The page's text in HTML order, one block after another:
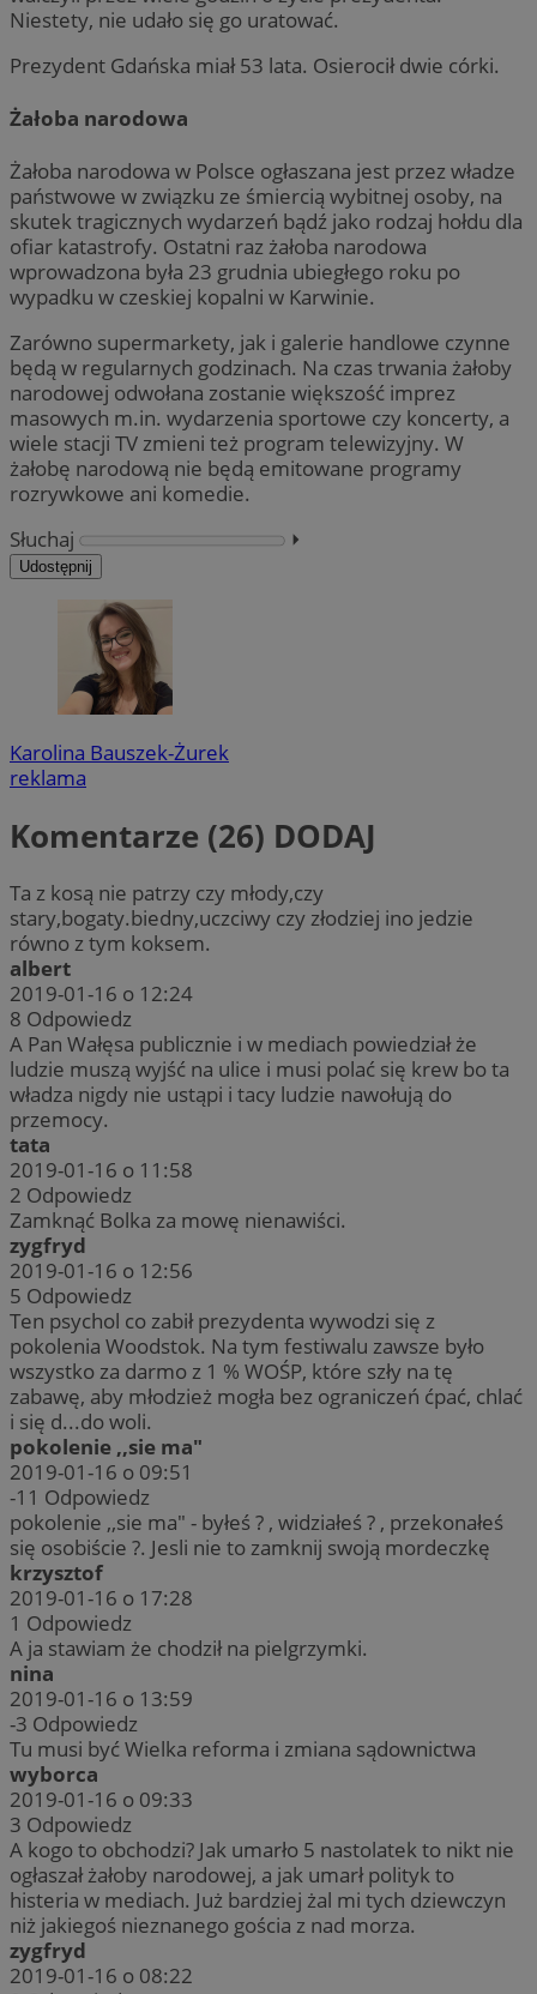
Niestety, nie udało się go uratować.
Prezydent Gdańska miał 53 lata. Osierocił dwie córki.
Żałoba narodowa
Żałoba narodowa w Polsce ogłaszana jest przez władze
państwowe w związku ze śmiercią wybitnej osoby, na
skutek tragicznych wydarzeń bądź jako rodzaj hołdu dla
ofiar katastrofy. Ostatni raz żałoba narodowa
wprowadzona była 23 grudnia ubiegłego roku po
wypadku w czeskiej kopalni w Karwinie.
Zarówno supermarkety, jak i galerie handlowe czynne
będą w regularnych godzinach. Na czas trwania żałoby
narodowej odwołana zostanie większość imprez
masowych m.in. wydarzenia sportowe czy koncerty, a
wiele stacji TV zmieni też program telewizyjny. W
żałobę narodową nie będą emitowane programy
rozrywkowe ani komedie.
Słuchaj
⏵︎
Udostępnij
Karolina Bauszek-Żurek
reklama
Komentarze (26) DODAJ
Ta z kosą nie patrzy czy młody,czy
stary,bogaty.biedny,uczciwy czy złodziej ino jedzie
równo z tym koksem.
albert
2019-01-16 o 12:24
8 Odpowiedz
A Pan Wałęsa publicznie i w mediach powiedział że
ludzie muszą wyjść na ulice i musi polać się krew bo ta
władza nigdy nie ustąpi i tacy ludzie nawołują do
przemocy.
tata
2019-01-16 o 11:58
2 Odpowiedz
Zamknąć Bolka za mowę nienawiści.
zygfryd
2019-01-16 o 12:56
5 Odpowiedz
Ten psychol co zabił prezydenta wywodzi się z
pokolenia Woodstok. Na tym festiwalu zawsze było
wszystko za darmo z 1 % WOŚP, które szły na tę
zabawę, aby młodzież mogła bez ograniczeń ćpać, chlać
i się d...do woli.
pokolenie ,,sie ma"
2019-01-16 o 09:51
-11 Odpowiedz
pokolenie ,,sie ma" - byłeś ? , widziałeś ? , przekonałeś
się osobiście ?. Jesli nie to zamknij swoją mordeczkę
krzysztof
2019-01-16 o 17:28
1 Odpowiedz
A ja stawiam że chodził na pielgrzymki.
nina
2019-01-16 o 13:59
-3 Odpowiedz
Tu musi być Wielka reforma i zmiana sądownictwa
wyborca
2019-01-16 o 09:33
3 Odpowiedz
A kogo to obchodzi? Jak umarło 5 nastolatek to nikt nie
ogłaszał żałoby narodowej, a jak umarł polityk to
histeria w mediach. Już bardziej żal mi tych dziewczyn
niż jakiegoś nieznanego gościa z nad morza.
zygfryd
2019-01-16 o 08:22